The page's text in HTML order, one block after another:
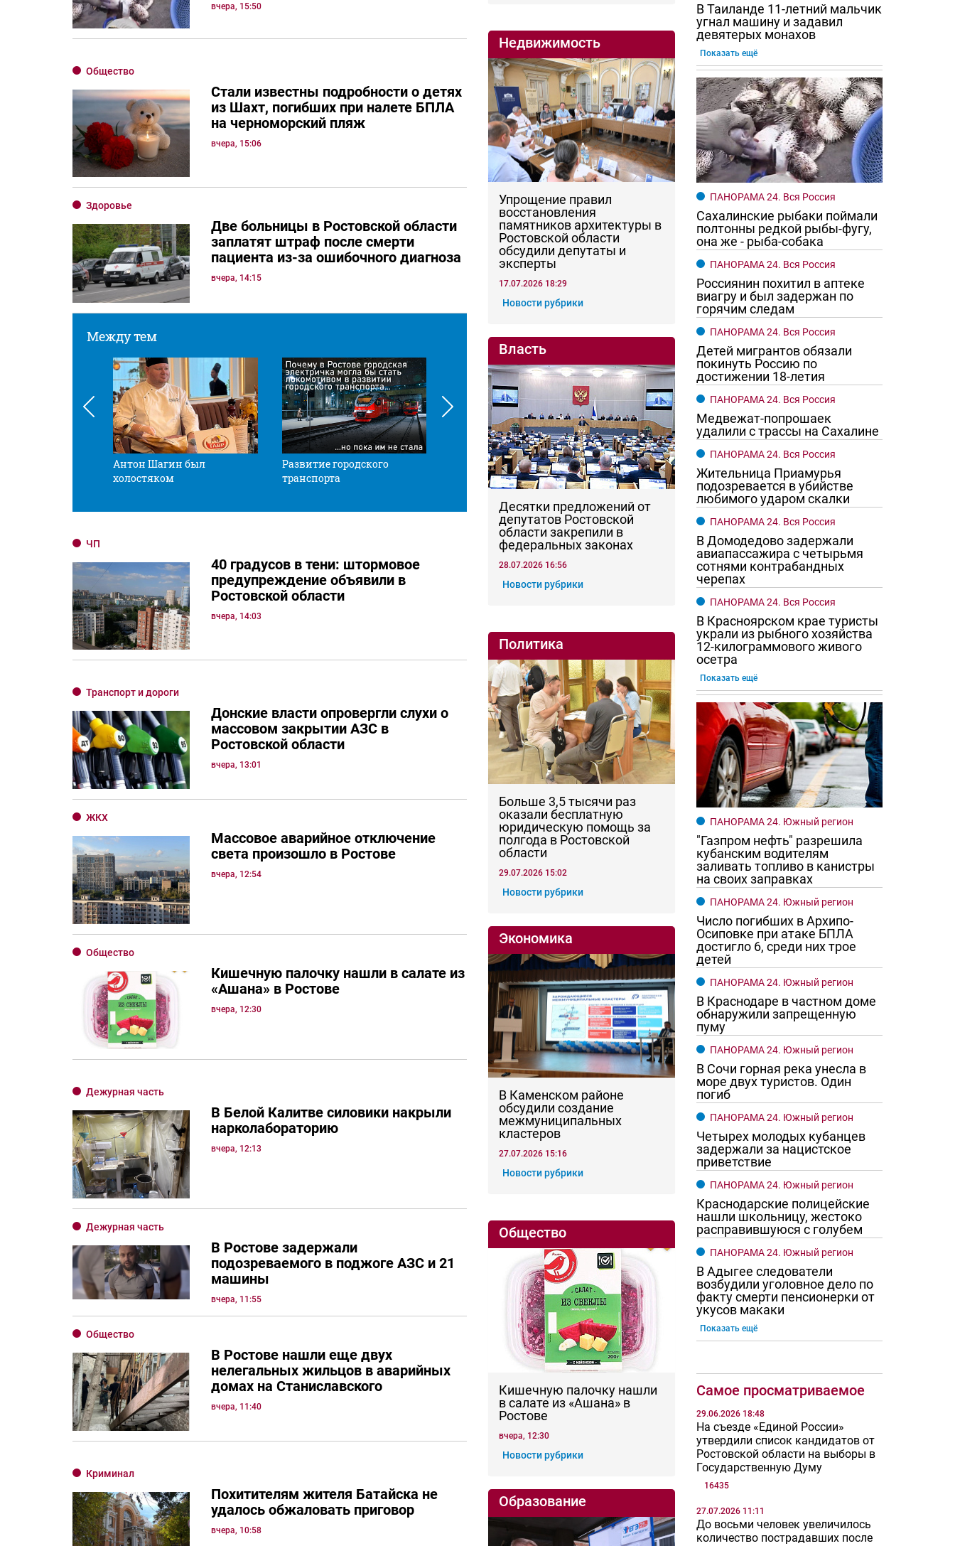
вчера, 15:50
Общество
Стали известны подробности о детях
из Шахт, погибших при налете БПЛА
на черноморский пляж
вчера, 15:06
Здоровье
Две больницы в Ростовской области
заплатят штраф после смерти
пациента из-за ошибочного диагноза
вчера, 14:15
Между тем
Антон Шагин был
холостяком
Развитие городского
транспорта
Красной нитью Чего хотят женщины?
ЧП
40 градусов в тени: штормовое
предупреждение объявили в
Ростовской области
вчера, 14:03
Транспорт и дороги
Донские власти опровергли слухи о
массовом закрытии АЗС в
Ростовской области
вчера, 13:01
ЖКХ
Массовое аварийное отключение
света произошло в Ростове
вчера, 12:54
Общество
Кишечную палочку нашли в салате из
«Ашана» в Ростове
вчера, 12:30
Дежурная часть
В Белой Калитве силовики накрыли
нарколабораторию
вчера, 12:13
Дежурная часть
В Ростове задержали
подозреваемого в поджоге АЗС и 21
машины
вчера, 11:55
Общество
В Ростове нашли еще двух
нелегальных жильцов в аварийных
домах на Станиславского
вчера, 11:40
Криминал
Похитителям жителя Батайска не
удалось обжаловать приговор
вчера, 10:58
Недвижимость
Упрощение правил
восстановления
памятников архитектуры в
Ростовской области
обсудили депутаты и
эксперты
17.07.2026 18:29
Новости рубрики
Власть
Десятки предложений от
депутатов Ростовской
области закрепили в
федеральных законах
28.07.2026 16:56
Новости рубрики
Политика
Больше 3,5 тысячи раз
оказали бесплатную
юридическую помощь за
полгода в Ростовской
области
29.07.2026 15:02
Новости рубрики
Экономика
В Каменском районе
обсудили создание
межмуниципальных
кластеров
27.07.2026 15:16
Новости рубрики
Общество
Кишечную палочку нашли
в салате из «Ашана» в
Ростове
вчера, 12:30
Новости рубрики
Образование
В Таиланде 11-летний мальчик
угнал машину и задавил
девятерых монахов
Показать ещё
ПАНОРАМА 24. Вся Россия
Сахалинские рыбаки поймали
полтонны редкой рыбы-фугу,
она же - рыба-собака
ПАНОРАМА 24. Вся Россия
Россиянин похитил в аптеке
виагру и был задержан по
горячим следам
ПАНОРАМА 24. Вся Россия
Детей мигрантов обязали
покинуть Россию по
достижении 18-летия
ПАНОРАМА 24. Вся Россия
Медвежат-попрошаек
удалили с трассы на Сахалине
ПАНОРАМА 24. Вся Россия
Жительница Приамурья
подозревается в убийстве
любимого ударом скалки
ПАНОРАМА 24. Вся Россия
В Домодедово задержали
авиапассажира с четырьмя
сотнями контрабандных
черепах
ПАНОРАМА 24. Вся Россия
В Красноярском крае туристы
украли из рыбного хозяйства
12-килограммового живого
осетра
Показать ещё
ПАНОРАМА 24. Южный регион
"Газпром нефть" разрешила
кубанским водителям
заливать топливо в канистры
на своих заправках
ПАНОРАМА 24. Южный регион
Число погибших в Архипо-
Осиповке при атаке БПЛА
достигло 6, среди них трое
детей
ПАНОРАМА 24. Южный регион
В Краснодаре в частном доме
обнаружили запрещенную
пуму
ПАНОРАМА 24. Южный регион
В Сочи горная река унесла в
море двух туристов. Один
погиб
ПАНОРАМА 24. Южный регион
Четырех молодых кубанцев
задержали за нацистское
приветствие
ПАНОРАМА 24. Южный регион
Краснодарские полицейские
нашли школьницу, жестоко
расправившуюся с голубем
ПАНОРАМА 24. Южный регион
В Адыгее следователи
возбудили уголовное дело по
факту смерти пенсионерки от
укусов макаки
Показать ещё
Самое просматриваемое
29.06.2026 18:48
На съезде «Единой России»
утвердили список кандидатов от
Ростовской области на выборы в
Государственную Думу
16435
27.07.2026 11:11
До восьми человек увеличилось
количество пострадавших после